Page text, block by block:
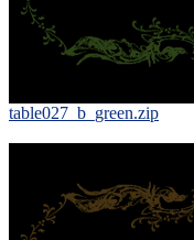
table027_b_green.zip